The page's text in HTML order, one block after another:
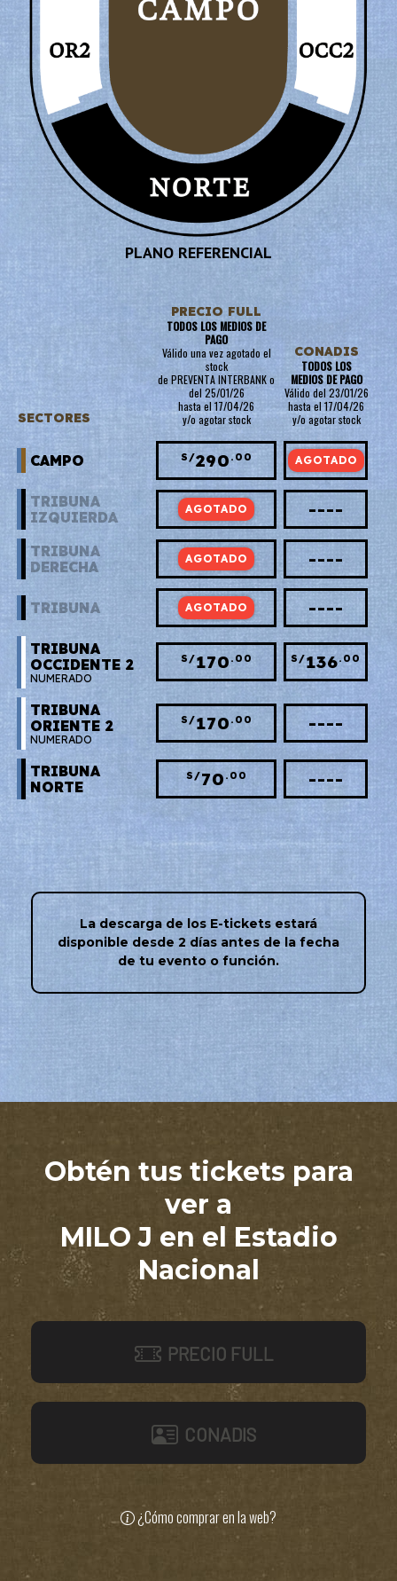
PLANO REFERENCIAL
SECTORES
PRECIO FULL
TODOS LOS MEDIOS DE
PAGO
Válido una vez agotado el
stock
de PREVENTA INTERBANK o
del 25/01/26
hasta el 17/04/26
y/o agotar stock
CONADIS
TODOS LOS
MEDIOS DE PAGO
Válido del 23/01/26
hasta el 17/04/26
y/o agotar stock
CAMPO S/290 .00 S/232.00
TRIBUNA
IZQUIERDA
S/230.00 ----
TRIBUNA
DERECHA
S/230.00 ----
TRIBUNA S/165.00 ----
TRIBUNA
OCCIDENTE 2
NUMERADO
S/170 .00 S/136.00
TRIBUNA
ORIENTE 2
NUMERADO
S/170 .00 ----
TRIBUNA
NORTE
S/70 .00 ----
La descarga de los E-tickets estará
disponible desde 2 días antes de la fecha
de tu evento o función.
Obtén tus tickets para
ver a
MILO J en el Estadio
Nacional
PRECIO FULL
CONADIS
¿Cómo comprar en la web?